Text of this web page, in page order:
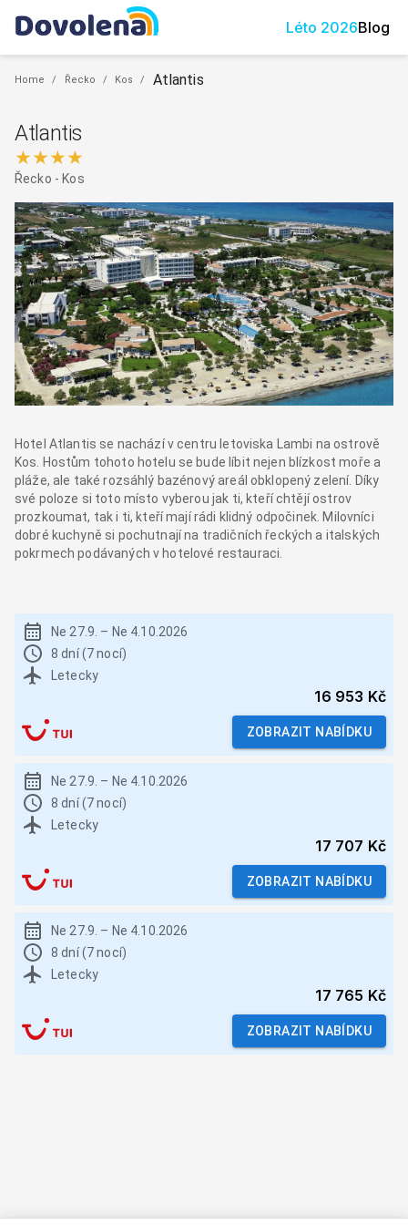
Léto 2026Blog
Home / Řecko / Kos / Atlantis
Atlantis
★★★★
Řecko - Kos
Hotel Atlantis se nachází v centru letoviska Lambi na ostrově
Kos. Hostům tohoto hotelu se bude líbit nejen blízkost moře a
pláže, ale také rozsáhlý bazénový areál obklopený zelení. Díky
své poloze si toto místo vyberou jak ti, kteří chtějí ostrov
prozkoumat, tak i ti, kteří mají rádi klidný odpočinek. Milovníci
dobré kuchyně si pochutnají na tradičních řeckých a italských
pokrmech podávaných v hotelové restauraci.
Ne 27.9. – Ne 4.10.2026
8 dní (7 nocí)
Letecky
16 953 Kč
ZOBRAZIT NABÍDKU
Ne 27.9. – Ne 4.10.2026
8 dní (7 nocí)
Letecky
17 707 Kč
ZOBRAZIT NABÍDKU
Ne 27.9. – Ne 4.10.2026
8 dní (7 nocí)
Letecky
17 765 Kč
ZOBRAZIT NABÍDKU